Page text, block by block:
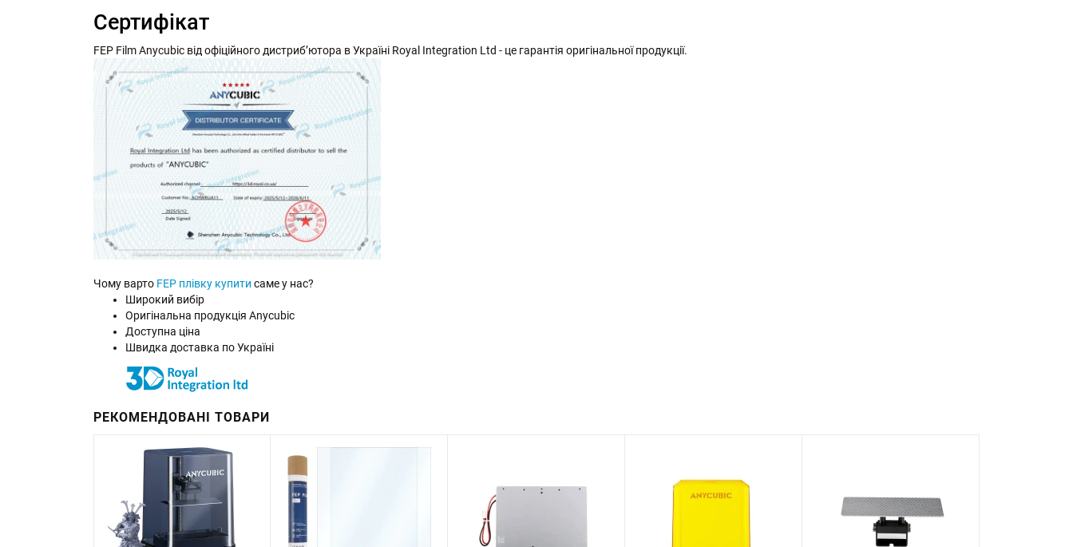
Сертифікат
FEP Film Anycubic від офіційного дистриб’ютора в Україні Royal Integration Ltd - це гарантія оригінальної продукції.
Чому варто FEP плівку купити саме у нас?
Широкий вибір
Оригінальна продукція Anycubic
Доступна ціна
Швидка доставка по Україні
РЕКОМЕНДОВАНІ ТОВАРИ